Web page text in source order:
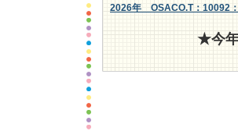
2026年 OSACO.T：10092
★今